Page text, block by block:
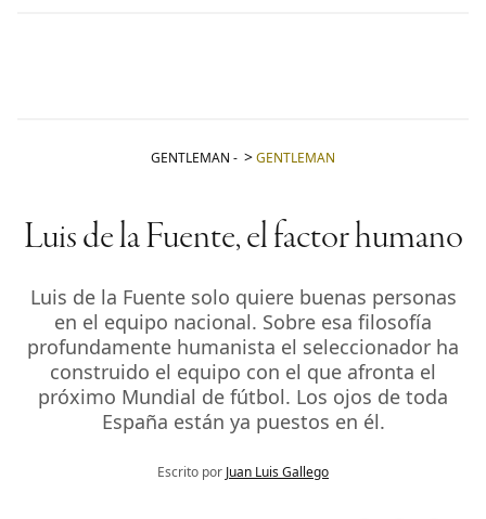
GENTLEMAN - GENTLEMAN
Luis de la Fuente, el factor humano
Luis de la Fuente solo quiere buenas personas
en el equipo nacional. Sobre esa filosofía
profundamente humanista el seleccionador ha
construido el equipo con el que afronta el
próximo Mundial de fútbol. Los ojos de toda
España están ya puestos en él.
Escrito por Juan Luis Gallego